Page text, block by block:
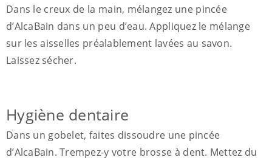
Dans le creux de la main, mélangez une pincée
d’AlcaBain dans un peu d’eau. Appliquez le mélange
sur les aisselles préalablement lavées au savon.
Laissez sécher.
Hygiène dentaire
Dans un gobelet, faites dissoudre une pincée
d’AlcaBain. Trempez-y votre brosse à dent. Mettez du